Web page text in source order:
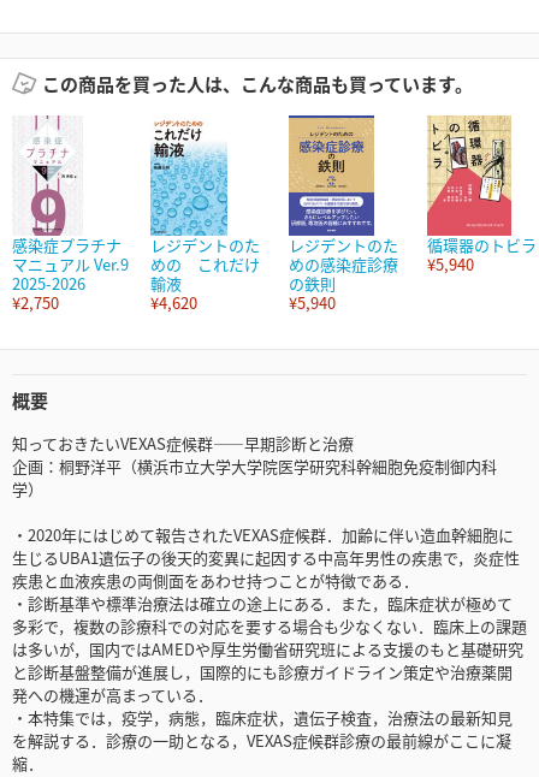
この商品を買った人は、こんな商品も買っています。
感染症プラチナ
マニュアル Ver.9
2025-2026
¥2,750
レジデントのた
めの これだけ
輸液
¥4,620
レジデントのた
めの感染症診療
の鉄則
¥5,940
循環器のトビラ
¥5,940
概要
知っておきたいVEXAS症候群――早期診断と治療
企画：桐野洋平（横浜市立大学大学院医学研究科幹細胞免疫制御内科
学）
・2020年にはじめて報告されたVEXAS症候群．加齢に伴い造血幹細胞に
生じるUBA1遺伝子の後天的変異に起因する中高年男性の疾患で，炎症性
疾患と血液疾患の両側面をあわせ持つことが特徴である．
・診断基準や標準治療法は確立の途上にある．また，臨床症状が極めて
多彩で，複数の診療科での対応を要する場合も少なくない．臨床上の課題
は多いが，国内ではAMEDや厚生労働省研究班による支援のもと基礎研究
と診断基盤整備が進展し，国際的にも診療ガイドライン策定や治療薬開
発への機運が高まっている．
・本特集では，疫学，病態，臨床症状，遺伝子検査，治療法の最新知見
を解説する．診療の一助となる，VEXAS症候群診療の最前線がここに凝
縮．